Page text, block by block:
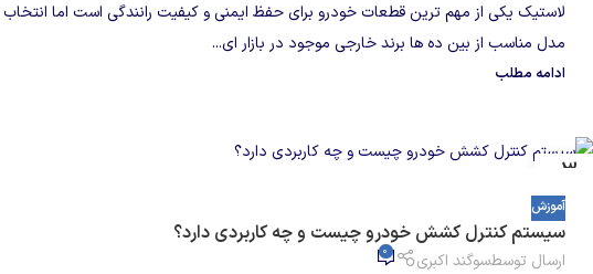
لاستیک یکی از مهم ترین قطعات خودرو برای حفظ ایمنی و کیفیت رانندگی است اما
مدل مناسب از بین ده ها برند خارجی موجود در بازار ای...
ادامه مطلب
03
آگوست
آموزش
سیستم کنترل کشش خودرو چیست و چه کاربردی دارد؟
ارسال توسطسوگند اکبری 0